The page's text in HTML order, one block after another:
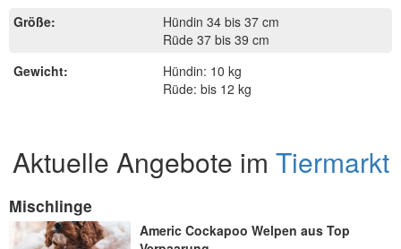
Größe:
Hündin 34 bis 37 cm
Rüde 37 bis 39 cm
Gewicht:
Hündin: 10 kg
Rüde: bis 12 kg
Aktuelle Angebote im Tiermarkt
Mischlinge
Americ Cockapoo Welpen aus Top